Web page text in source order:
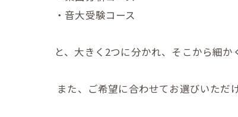
・音大受験コース
と、大きく2つに分かれ、そこから細か
また、ご希望に合わせてお選びいただ